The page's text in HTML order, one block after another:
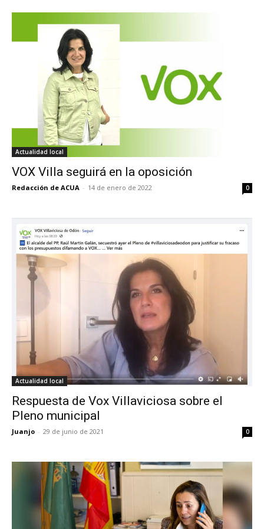
Actualidad local
VOX Villa seguirá en la oposición
Redacción de ACUA - 14 de enero de 2022 0
Actualidad local
Respuesta de Vox Villaviciosa sobre el
Pleno municipal
Juanjo - 29 de junio de 2021 0